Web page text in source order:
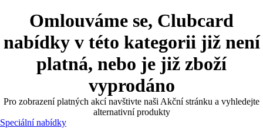
Omlouváme se, Clubcard
nabídky v této kategorii již není
platná, nebo je již zboží
vyprodáno
Pro zobrazení platných akcí navštivte naši Akční stránku a vyhledejte
alternativní produkty
Speciální nabídky